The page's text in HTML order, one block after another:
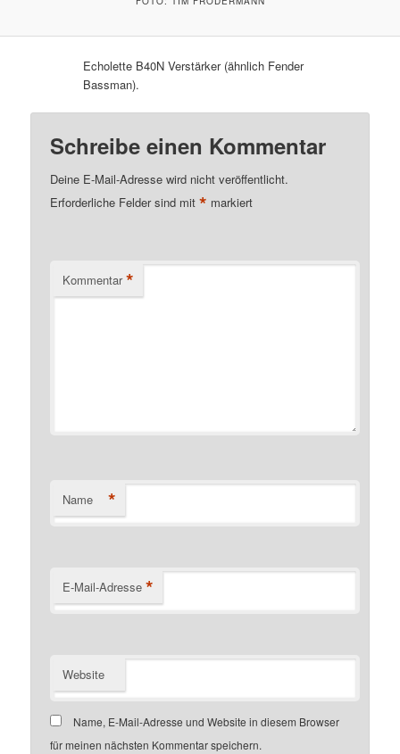
Echolette B40N Verstärker (ähnlich Fender
Bassman).
Schreibe einen Kommentar
Deine E-Mail-Adresse wird nicht veröffentlicht.
Erforderliche Felder sind mit* markiert
Kommentar *
Name *
E-Mail-Adresse *
Website
Name, E-Mail-Adresse und Website in diesem Browser
für meinen nächsten Kommentar speichern.